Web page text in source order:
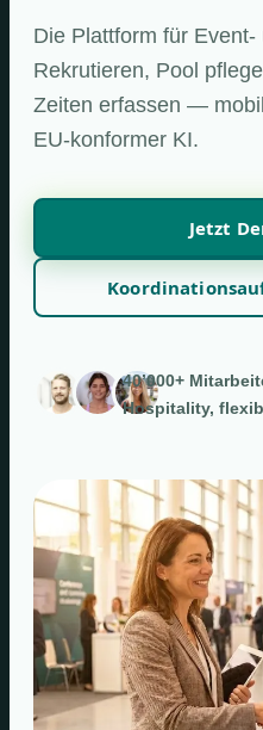
Die Plattform für
Rekrutieren, Pool
Zeiten erfassen —
EU-konformer KI.
Jetzt
40’000+
Hospitality,